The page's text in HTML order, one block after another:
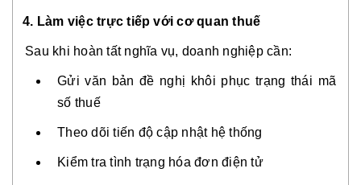
4. Làm việc trực tiếp với cơ quan thuế
Sau khi hoàn tất nghĩa vụ, doanh nghiệp cần:
Gửi văn bản đề nghị khôi phục trạng thái mã
số thuế
Theo dõi tiến độ cập nhật hệ thống
Kiểm tra tình trạng hóa đơn điện tử